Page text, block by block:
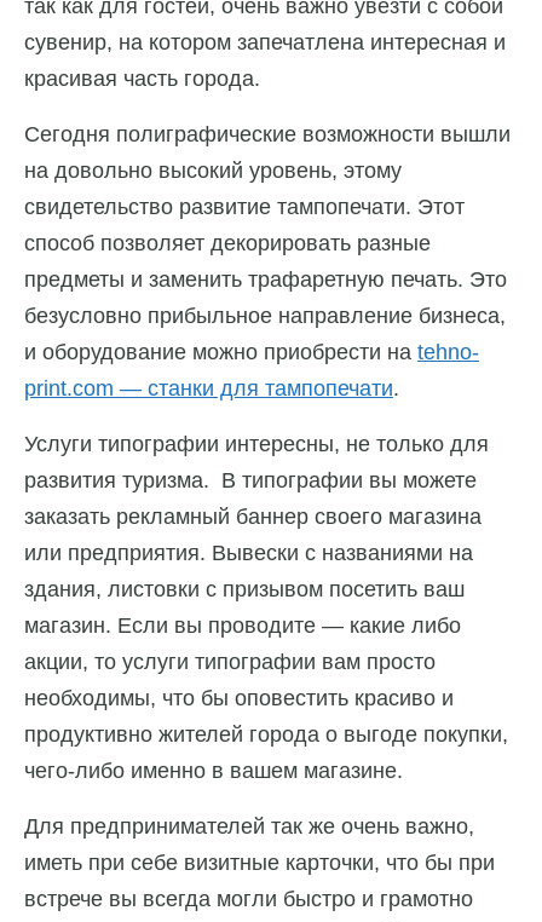
так как для гостей, очень важно увезти с собой
сувенир, на котором запечатлена интересная и
красивая часть города.
Сегодня полиграфические возможности вышли
на довольно высокий уровень, этому
свидетельство развитие тампопечати. Этот
способ позволяет декорировать разные
предметы и заменить трафаретную печать. Это
безусловно прибыльное направление бизнеса,
и оборудование можно приобрести на tehno-
print.com — станки для тампопечати.
Услуги типографии интересны, не только для
развития туризма. В типографии вы можете
заказать рекламный баннер своего магазина
или предприятия. Вывески с названиями на
здания, листовки с призывом посетить ваш
магазин. Если вы проводите — какие либо
акции, то услуги типографии вам просто
необходимы, что бы оповестить красиво и
продуктивно жителей города о выгоде покупки,
чего-либо именно в вашем магазине.
Для предпринимателей так же очень важно,
иметь при себе визитные карточки, что бы при
встрече вы всегда могли быстро и грамотно